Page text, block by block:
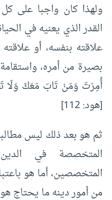
ولهذا كان واجبا على
القدر الذي يعنيه في
علاقته بنفسه، أو
بصيرة من أمره،
أُمِرْتَ وَمَنْ تَابَ مَعَكَ وَلَا
[هود: 112]
ثم هو بعد ذلك ليس
المتخصصة في
المتخصصين، أما هو
من أمور دينه ما يحتاج هو